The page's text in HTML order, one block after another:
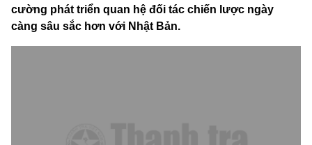
cường phát triển quan hệ đối tác chiến lược ngày
càng sâu sắc hơn với Nhật Bản.